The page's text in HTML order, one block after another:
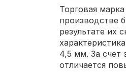
Торговая
производстве
результате их
4,5 мм. За счет
отличается